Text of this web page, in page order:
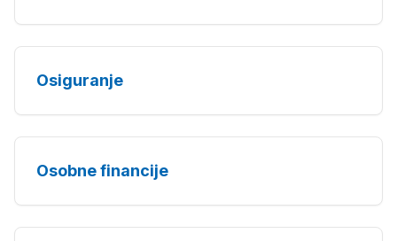
Osiguranje
Osobne financije